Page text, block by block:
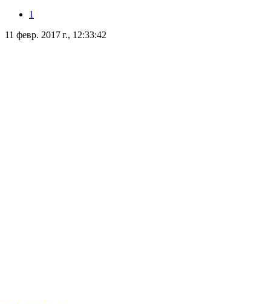
1
11 февр. 2017 г., 12:33:42